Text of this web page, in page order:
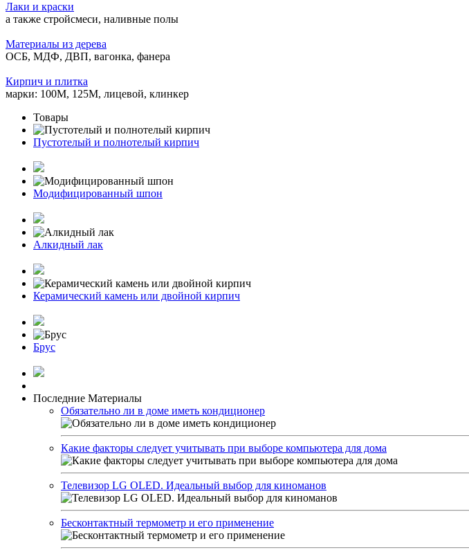
Лаки и краски
а также стройсмеси, наливные полы
Материалы из дерева
ОСБ, МДФ, ДВП, вагонка, фанера
Кирпич и плитка
марки: 100М, 125М, лицевой, клинкер
Товары
Пустотелый и полнотелый кирпич
Модифицированный шпон
Алкидный лак
Керамический камень или двойной кирпич
Брус
Последние Материалы
Обязательно ли в доме иметь кондиционер
Какие факторы следует учитывать при выборе компьютера для дома
Телевизор LG OLED. Идеальный выбор для киноманов
Бесконтактный термометр и его применение